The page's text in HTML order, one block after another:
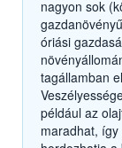
nagyon sok
gazdanövényű
óriási
tagállamban
például az
maradhat,